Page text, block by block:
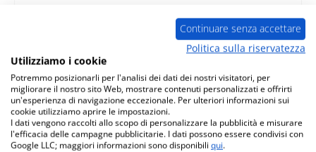
guarnizione sportello per stufa a legna La Nordica Tea La
Nordica Tea guarnizione sportello dati chiave: cordone
isolant…Di più
Caratteristiche
Informazioni sulla sicurezza dei prodotti
Continuare senza accettare
Politica sulla riservatezza
Utilizziamo i cookie
Potremmo posizionarli per l'analisi dei dati dei nostri visitatori, per
migliorare il nostro sito Web, mostrare contenuti personalizzati e offrirti
un'esperienza di navigazione eccezionale. Per ulteriori informazioni sui
cookie utilizziamo aprire le impostazioni.
I dati vengono raccolti allo scopo di personalizzare la pubblicità e misurare
l'efficacia delle campagne pubblicitarie. I dati possono essere condivisi con
Google LLC; maggiori informazioni sono disponibili qui.